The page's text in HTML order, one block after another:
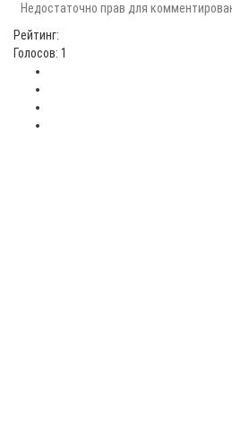
Недостаточно прав для
Рейтинг:
Голосов: 1